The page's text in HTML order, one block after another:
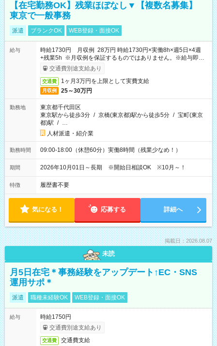
【在宅勤務OK】残業ほぼなし▼【複数名募集】
東京で一般事務
派遣 ブランクOK WEB登録・面接OK
給与
時給1730円 月収例 28万円 時給1730円×実働8h×週5日×4週
+残業5h ※月収例を保証するものではありません。※給与即受
取りサービス利用可（利用条件有）
交通費別途支給あり
交通費 1ヶ月3万円を上限として実費支給
月収例 25～30万円
勤務地
東京都千代田区
東京駅から徒歩3分 / 京橋(東京都)駅から徒歩5分 / 宝町(東京
都)駅 / …
人材派遣・紹介業
勤務時間 09:00-18:00（休憩60分）実働8時間（残業少なめ！）
期間 2026年10月01日～長期 ※開始日相談OK ※10月～！
特徴 履歴書不要
気になる！ 応募する 詳細へ
掲載日：2026.08.07
未読
月5日在宅＊事務経験をアップデート↑EC・SNS
運用サポ＊
派遣 職種未経験OK WEB登録・面接OK
給与
時給1750円
交通費別途支給あり
交通費 交通費支給